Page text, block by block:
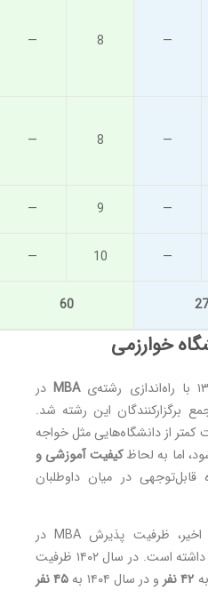
—
8
—
—
8
—
—
9
—
—
10
—
27
60
MBAدر
برگزارکنندگان این رشته شد.
از دانشگاه‌هایی مثل خواجه
اما به لحاظکیفیت آموزشی و
قابل‌توجهی در میان داوطلبان
بر اساس داده‌های سه سال اخیر، ظرفیت پذیرش MBA در
داشته است. در سال ۱۴۰۲ ظرفیت
۴۲ نفر و در سال ۱۴۰۴ به
۴۵ نفر